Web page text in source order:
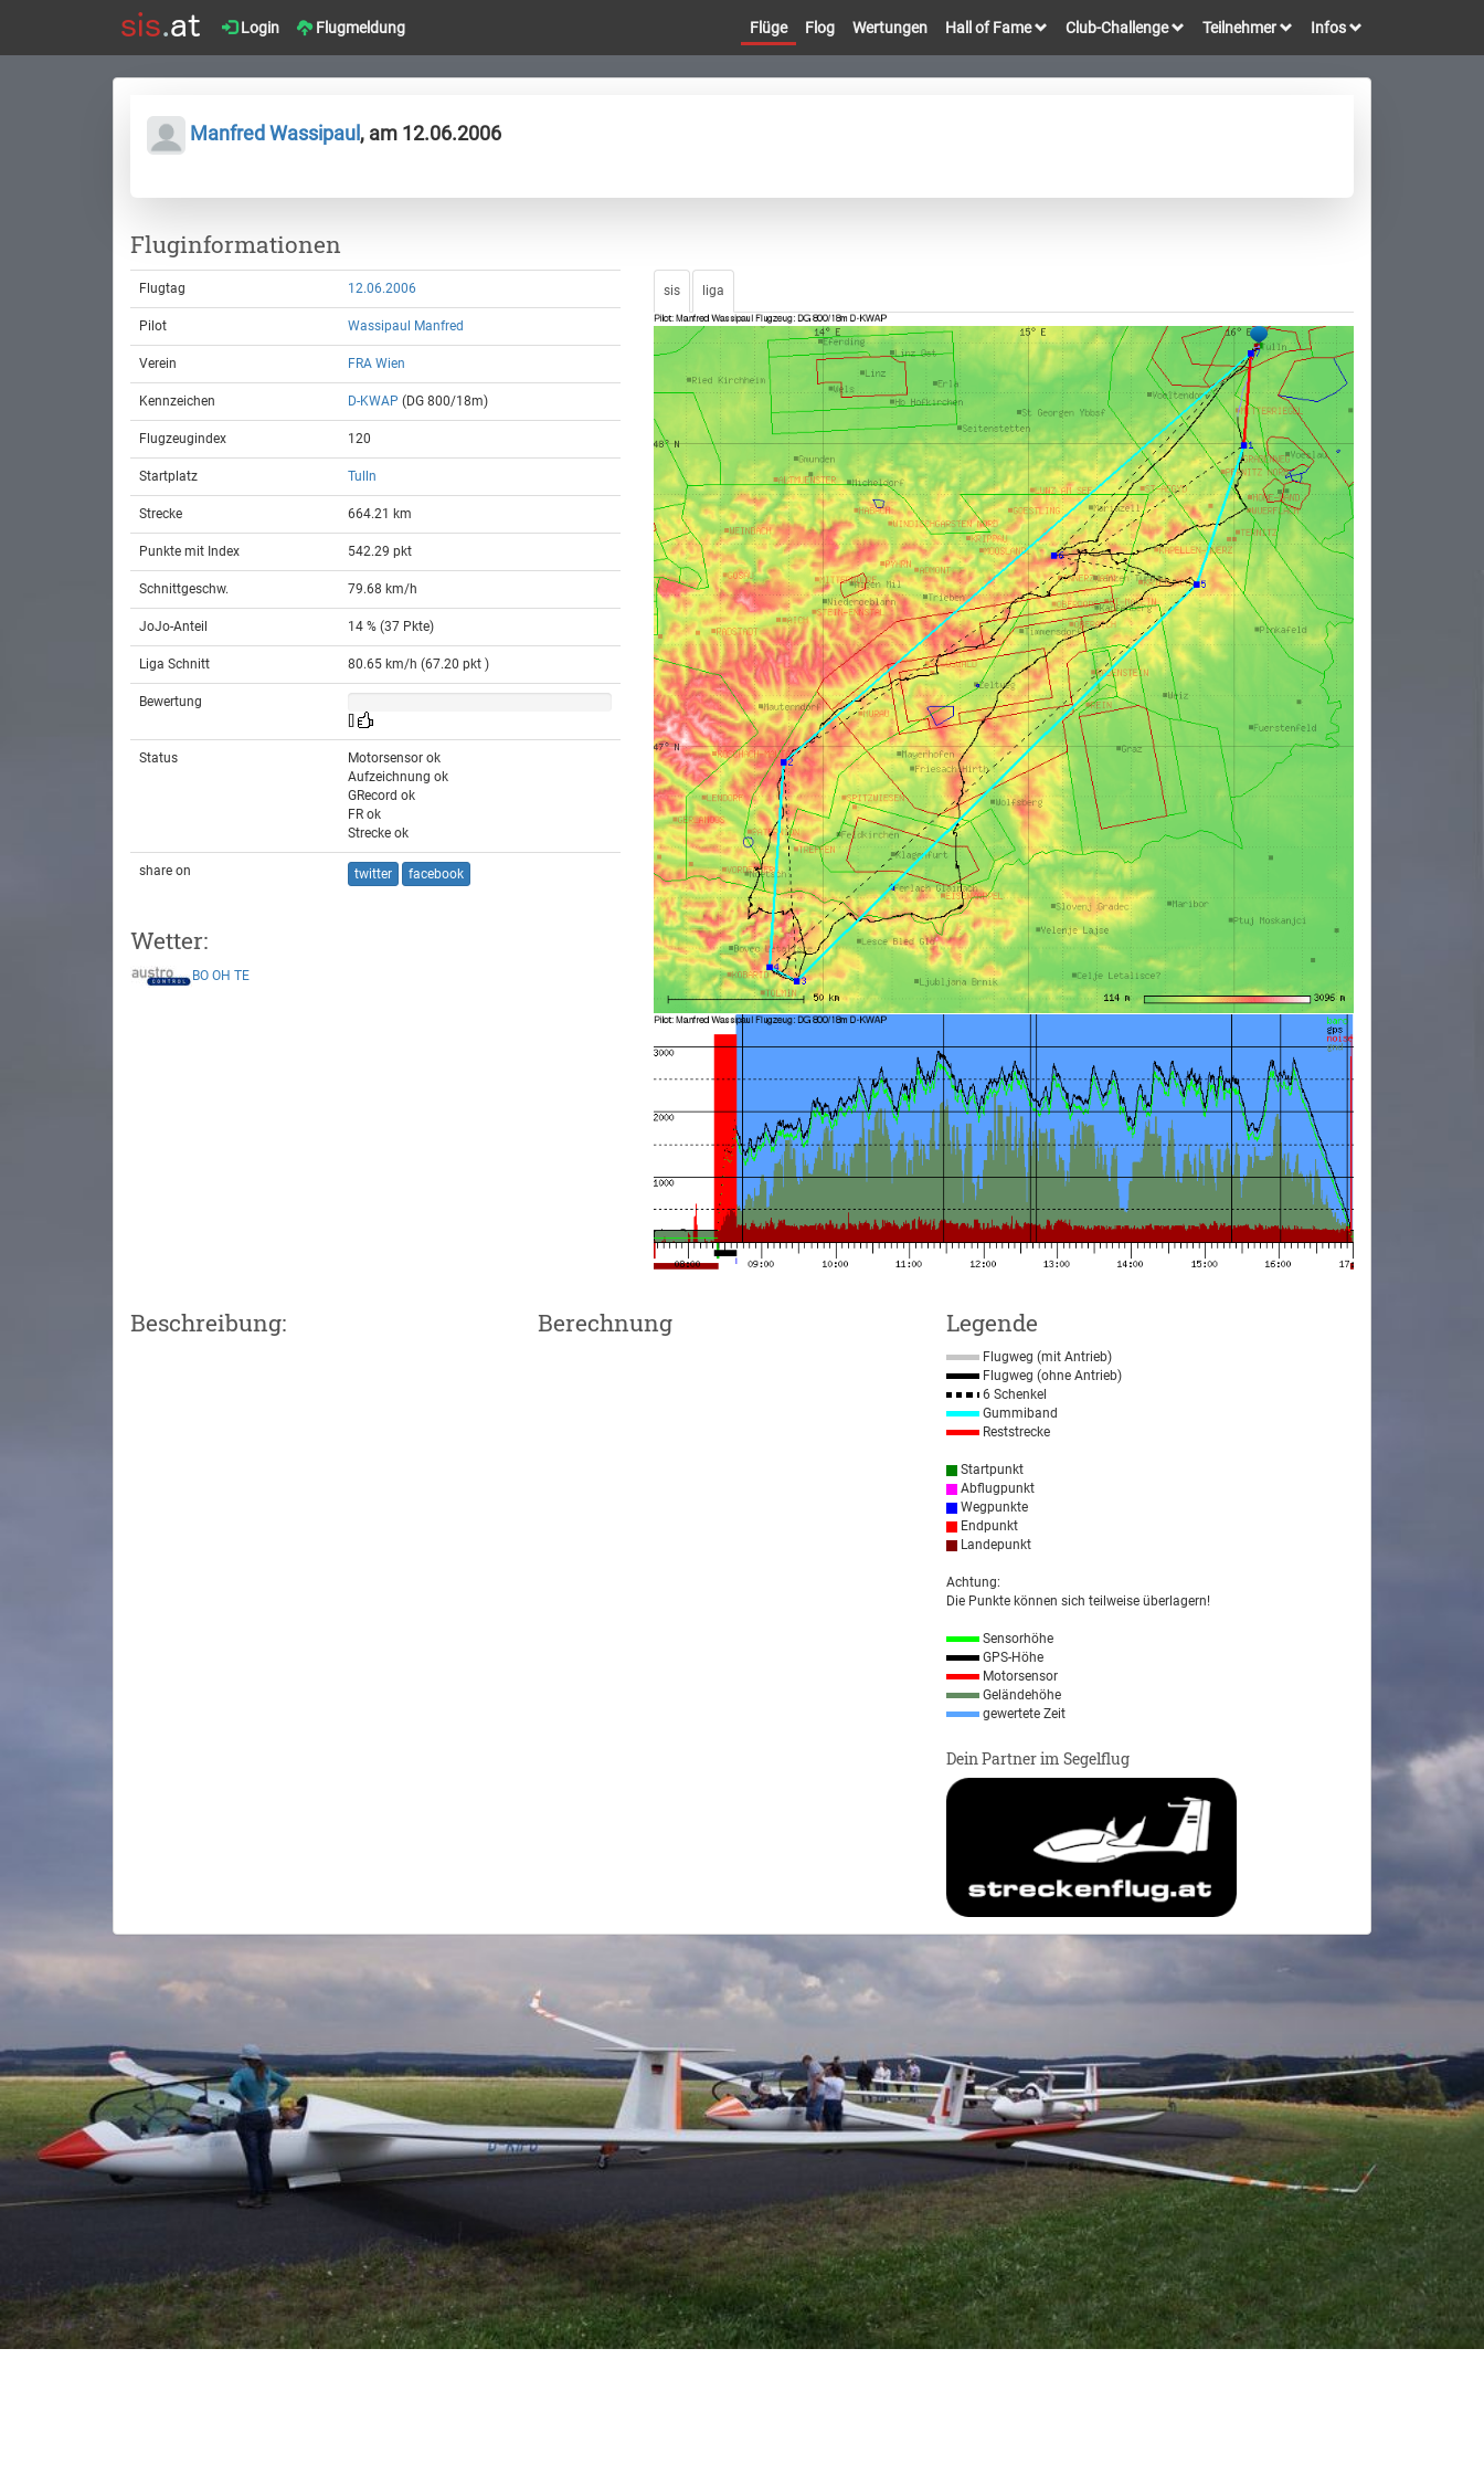
Login Flugmeldung Flüge Flog Wertungen Hall of Fame Club-Challenge Teilnehmer Infos
Manfred Wassipaul , am 12.06.2006
Fluginformationen
Flugtag 12.06.2006
Pilot Wassipaul Manfred
Verein FRA Wien
Kennzeichen D-KWAP (DG 800/18m)
Flugzeugindex 120
Startplatz Tulln
Strecke 664.21 km
Punkte mit Index 542.29 pkt
Schnittgeschw. 79.68 km/h
JoJo-Anteil 14 % (37 Pkte)
Liga Schnitt 80.65 km/h (67.20 pkt )
Bewertung
[]
Status
Motorsensor ok
Aufzeichnung ok
GRecord ok
FR ok
Strecke ok
share on twitter facebook
Wetter:
BO OH TE
sis liga
Beschreibung: Berechnung Legende
Flugweg (mit Antrieb)
Flugweg (ohne Antrieb)
6 Schenkel
Gummiband
Reststrecke
Startpunkt
Abflugpunkt
Wegpunkte
Endpunkt
Landepunkt
Achtung:
Die Punkte können sich teilweise überlagern!
Sensorhöhe
GPS-Höhe
Motorsensor
Geländehöhe
gewertete Zeit
Dein Partner im Segelflug